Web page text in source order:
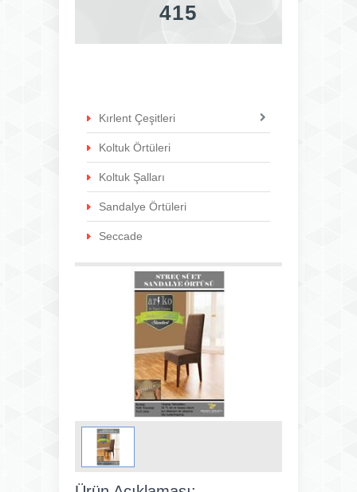
415
Kırlent Çeşitleri
Koltuk Örtüleri
Koltuk Şalları
Sandalye Örtüleri
Seccade